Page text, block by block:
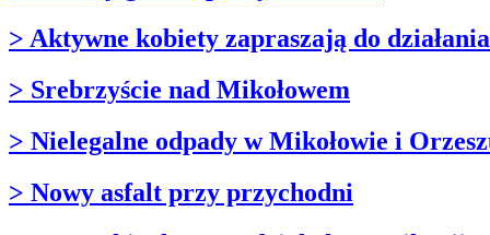
> Aktywne kobiety zapraszają do działania
> Srebrzyście nad Mikołowem
> Nielegalne odpady w Mikołowie i
> Nowy asfalt przy przychodni